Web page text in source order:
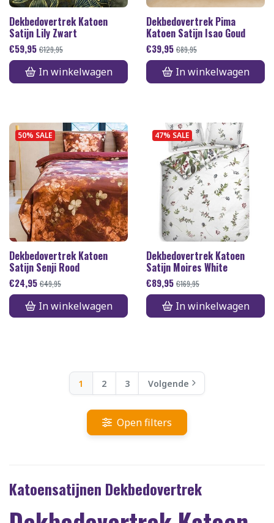
Dekbedovertrek Katoen
Satijn Lily Zwart
€59,95 €129,95
In winkelwagen
Dekbedovertrek Pima
Katoen Satijn Isao Goud
€39,95 €89,95
In winkelwagen
50% SALE
Dekbedovertrek Katoen
Satijn Senji Rood
€24,95 €49,95
In winkelwagen
47% SALE
Dekbedovertrek Katoen
Satijn Moires White
€89,95 €169,95
In winkelwagen
1 2 3 Volgende
Open filters
Katoensatijnen Dekbedovertrek